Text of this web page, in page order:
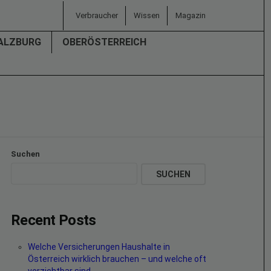
Verbraucher Wissen Magazin
OBERÖSTERREICH
Suchen
SUCHEN
Recent Posts
Welche Versicherungen Haushalte in
Österreich wirklich brauchen – und welche oft